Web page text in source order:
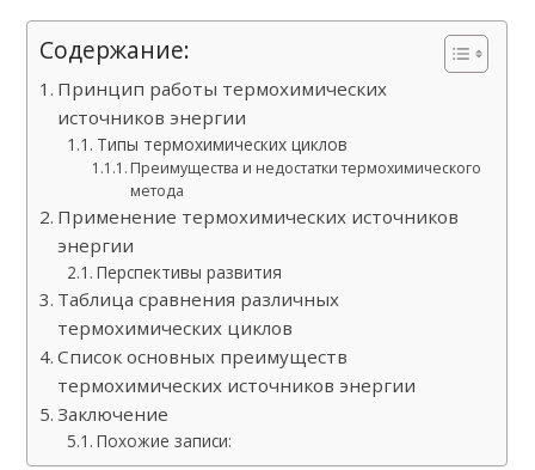
Содержание:
Принцип работы термохимических
источников энергии
Типы термохимических циклов
Преимущества и недостатки термохимического
метода
Применение термохимических источников
энергии
Перспективы развития
Таблица сравнения различных
термохимических циклов
Список основных преимуществ
термохимических источников энергии
Заключение
Похожие записи: